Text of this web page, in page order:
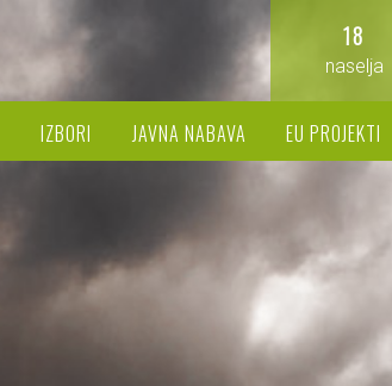
18
naselja
IZBORI JAVNA NABAVA EU PROJEKTI